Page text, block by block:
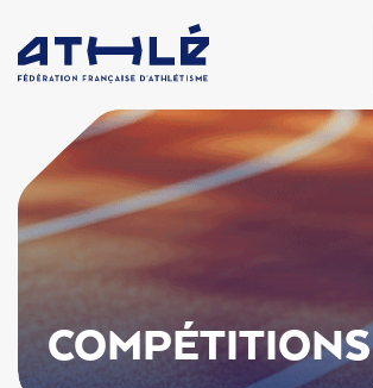
COMPÉTITIONS